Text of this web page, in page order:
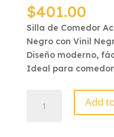
$401.00
Silla de Comedor
Negro con Vinil
Diseño moderno,
Ideal para
Add